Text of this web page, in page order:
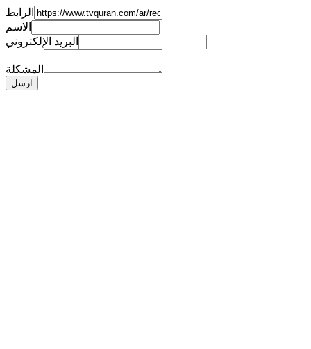
الرابط
الاسم
البريد الإلكتروني
المشكلة
ارسل